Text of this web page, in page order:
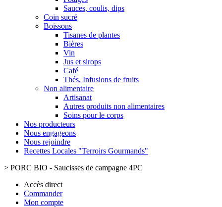
Sauces, coulis, dips
Coin sucré
Boissons
Tisanes de plantes
Bières
Vin
Jus et sirops
Café
Thés, Infusions de fruits
Non alimentaire
Artisanat
Autres produits non alimentaires
Soins pour le corps
Nos producteurs
Nous engageons
Nous rejoindre
Recettes Locales "Terroirs Gourmands"
> PORC BIO - Saucisses de campagne 4PC
Accès direct
Commander
Mon compte